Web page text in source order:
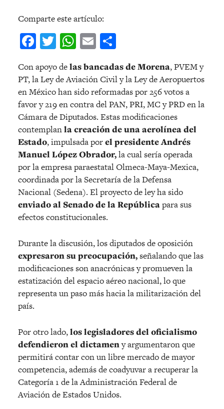
Comparte este artículo:
Facebook
Twitter
WhatsApp
Email
Con apoyo delas bancadas de Morena, PVEM y
PT, la Ley de Aviación Civil y la Ley de Aeropuertos
en México han sido reformadas por 256 votos a
favor y 219 en contra del PAN, PRI, MC y PRD en la
Cámara de Diputados. Estas modificaciones
contemplanla creación de una aerolínea del
Estado, impulsada porel presidente Andrés
Manuel López Obrador,la cual sería operada
por la empresa paraestatal Olmeca-Maya-Mexica,
coordinada por la Secretaría de la Defensa
Nacional (Sedena). El proyecto de ley ha sido
enviado al Senado de la Repúblicapara sus
efectos constitucionales.
Durante la discusión, los diputados de oposición
expresaron su preocupación,señalando que las
modificaciones son anacrónicas y promueven la
estatización del espacio aéreo nacional, lo que
representa un paso más hacia la militarización del
país.
Por otro lado,los legisladores del oficialismo
defendieron el dictameny argumentaron que
permitirá contar con un libre mercado de mayor
competencia, además de coadyuvar a recuperar la
Categoría 1 de la Administración Federal de
Aviación de Estados Unidos.